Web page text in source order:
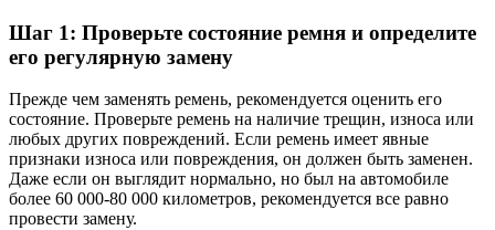
Шаг 1: Проверьте состояние ремня и определите
его регулярную замену
Прежде чем заменять ремень, рекомендуется оценить его
состояние. Проверьте ремень на наличие трещин, износа или
любых других повреждений. Если ремень имеет явные
признаки износа или повреждения, он должен быть заменен.
Даже если он выглядит нормально, но был на автомобиле
более 60 000-80 000 километров, рекомендуется все равно
провести замену.